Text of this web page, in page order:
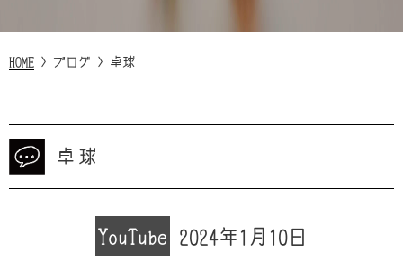
HOME > ブログ > 卓球
卓球
YouTube 2024年1月10日